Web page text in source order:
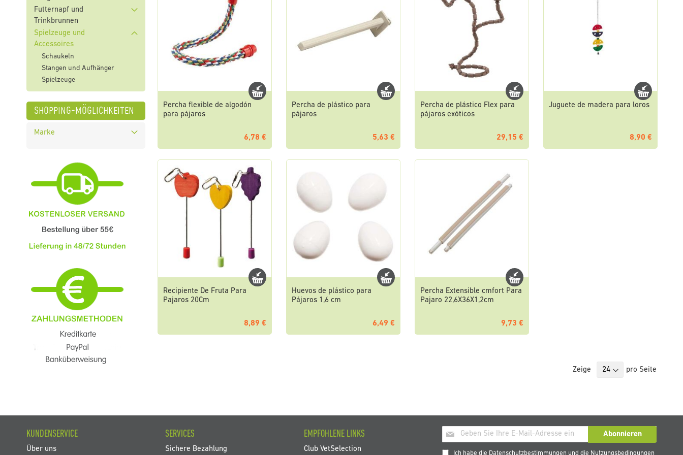
Percha flexible de algodón
para pájaros
6,78 €
Percha de plástico para
pájaros
5,63 €
Percha de plástico Flex para
pájaros exóticos
29,15 €
Juguete de madera para loros
8,90 €
Recipiente De Fruta Para
Pajaros 20Cm
8,89 €
Huevos de plástico para
Pájaros 1,6 cm
6,49 €
Percha Extensible cmfort Para
Pajaro 22,6X36X1,2cm
9,73 €
Zeige pro Seite
Futternapf und
Trinkbrunnen
Spielzeuge und
Accessoires
Schaukeln
Stangen und Aufhänger
Spielzeuge
shopping-möglichkeiten
Marke
Melden
Sie
sich
Abonnieren
Ich habe die Datenschutzbestimmungen und die Nutzungsbedingungen
KUNDENSERVICE
Über uns
SERVICES
Sichere Bezahlung
EMPFOHLENE LINKS
Club VetSelection